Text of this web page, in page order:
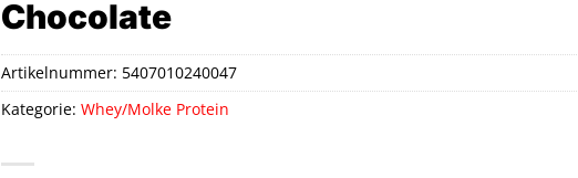
Chocolate
Artikelnummer: 5407010240047
Kategorie: Whey/Molke Protein